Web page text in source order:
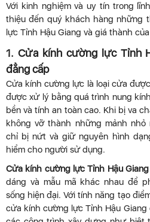
Với kinh nghiệm và uy tín trong
thiệu đến quý khách hàng những
lực Tỉnh Hậu Giang và giá thành
1. Cửa kính cường lực Tỉnh
đẳng cấp
Cửa kính cường lực là loại cửa
được xử lý bằng quá trình nung
bền và tính an toàn cao. Khi bị va
không vỡ thành những mảnh
chỉ bị nứt và giữ nguyên hình
hiểm cho người sử dụng.
Cửa kính cường lực Tỉnh Hậu Giang
dáng và mẫu mã khác nhau để
sống hiện đại. Với tính năng tạo
cửa kính cường lực Tỉnh Hậu